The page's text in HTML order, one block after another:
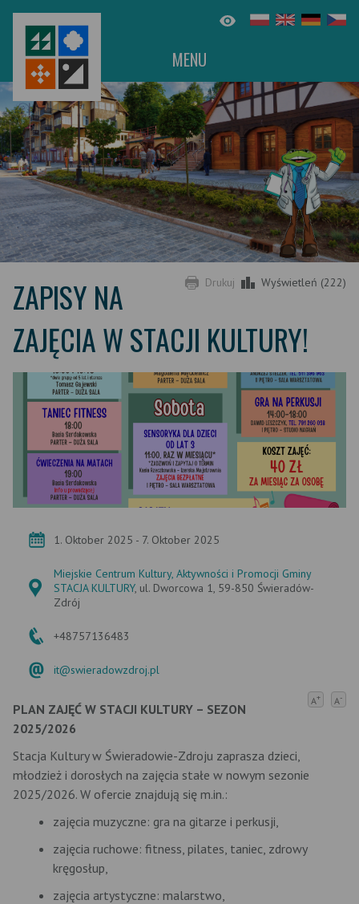
MENU
Drukuj Wyświetleń (222)
ZAPISY NA
ZAJĘCIA W STACJI KULTURY!
1. Oktober 2025 - 7. Oktober 2025
Miejskie Centrum Kultury, Aktywności i Promocji Gminy
STACJA KULTURY, ul. Dworcowa 1, 59-850 Świeradów-
Zdrój
+48757136483
it@swieradowzdroj.pl
A+ A-
PLAN ZAJĘĆ W STACJI KULTURY – SEZON
2025/2026
Stacja Kultury w Świeradowie-Zdroju zaprasza dzieci,
młodzież i dorosłych na zajęcia stałe w nowym sezonie
2025/2026. W ofercie znajdują się m.in.:
zajęcia muzyczne: gra na gitarze i perkusji,
zajęcia ruchowe: fitness, pilates, taniec, zdrowy
kręgosłup,
zajęcia artystyczne: malarstwo,